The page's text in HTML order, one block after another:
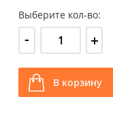
Выберите кол-во:
- +
В корзину